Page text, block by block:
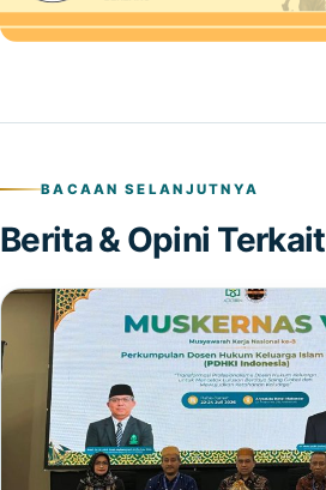
BACAAN SELANJUTNYA
Berita & Opini Terkait